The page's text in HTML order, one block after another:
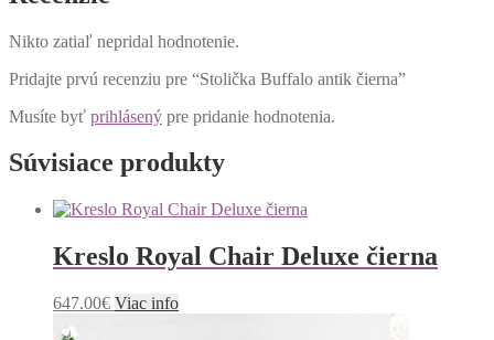
Nikto zatiaľ nepridal hodnotenie.
Pridajte prvú recenziu pre “Stolička Buffalo antik čierna”
Musíte byť prihlásený pre pridanie hodnotenia.
Súvisiace produkty
Kreslo Royal Chair Deluxe čierna
647.00€ Viac info